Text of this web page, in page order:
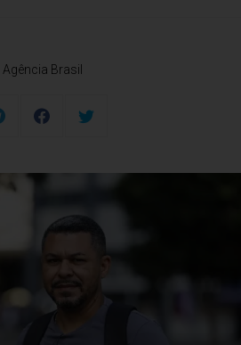
Agência Brasil